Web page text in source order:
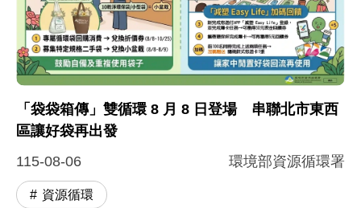
「袋袋箱傳」雙循環 8 月 8 日登場 串聯北市東西
區讓好袋再出發
115-08-06
環境部資源循環署
資源循環